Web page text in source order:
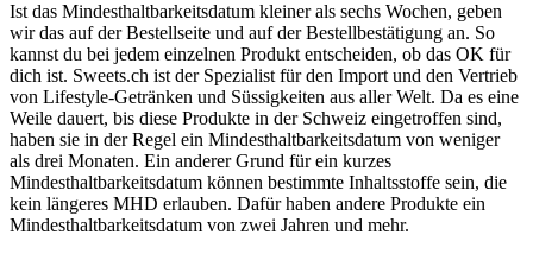
Ist das Mindesthaltbarkeitsdatum kleiner als sechs Wochen, geben
wir das auf der Bestellseite und auf der Bestellbestätigung an. So
kannst du bei jedem einzelnen Produkt entscheiden, ob das OK für
dich ist. Sweets.ch ist der Spezialist für den Import und den Vertrieb
von Lifestyle-Getränken und Süssigkeiten aus aller Welt. Da es eine
Weile dauert, bis diese Produkte in der Schweiz eingetroffen sind,
haben sie in der Regel ein Mindesthaltbarkeitsdatum von weniger
als drei Monaten. Ein anderer Grund für ein kurzes
Mindesthaltbarkeitsdatum können bestimmte Inhaltsstoffe sein, die
kein längeres MHD erlauben. Dafür haben andere Produkte ein
Mindesthaltbarkeitsdatum von zwei Jahren und mehr.